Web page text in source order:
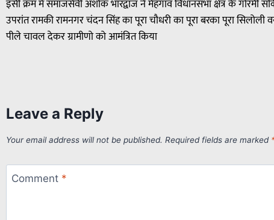
इसी क्रम में समाजसेवी अशोक भारद्वाज ने मेहगांव विधानसभा क्षेत्र के गोरमी
उपरांत रामकी रामनगर चंदन सिंह का पूरा चौधरी का पूरा बरका पूरा
पीले चावल देकर ग्रामीणो को आमंत्रित किया
Leave a Reply
Your email address will not be published. Required fields are marked
Comment *